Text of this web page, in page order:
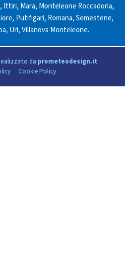
, Ittiri, Mara, Monteleone Roccadoria,
, Putifigari, Romana,Semestene,
, Uri,Villanova Monteleone.
da prometeodesign.it
Cookie Policy